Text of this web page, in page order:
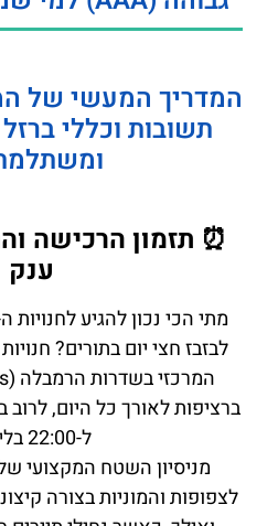
המדריך המעשי של
תשובות וכללי
⏰ תזמון הרכישה
ענק
לבזבז חצי יום בתורים?
ל-22:00 בלילה.
מניסיון השטח המקצועי